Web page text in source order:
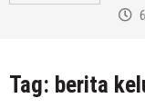
Tag: berita